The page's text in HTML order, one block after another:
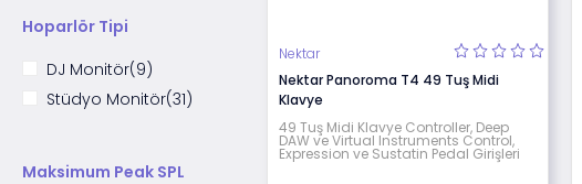
Hoparlör Tipi
DJ Monitör(9)
Stüdyo Monitör(31)
Maksimum Peak SPL
Nektar
Nektar Panoroma T4 49 Tuş Midi
Klavye
49 Tuş Midi Klavye Controller, Deep
DAW ve Virtual Instruments Control,
Expression ve Sustatin Pedal Girişleri